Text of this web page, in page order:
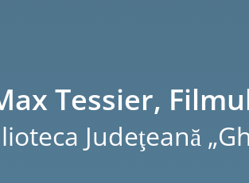
Tessier,
Judeţeană